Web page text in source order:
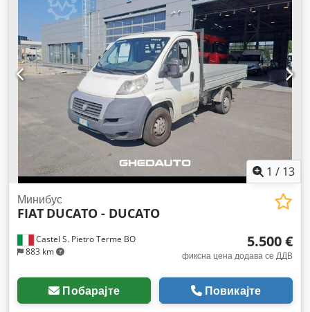
1 / 13
Castel S. Pietro Terme BO
883 km
Минибус
FIAT DUCATO - DUCATO
5.500 €
фиксна цена додава се ДДВ
Побарајте Повикајте